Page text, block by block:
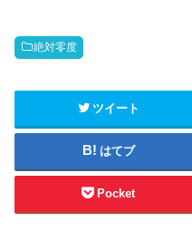
絶対零度
ツイート
はてブ
Pocket